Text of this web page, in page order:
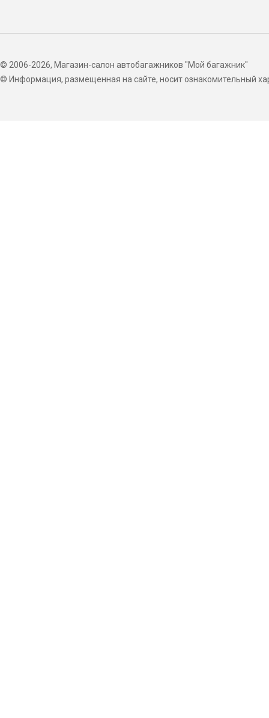
© 2006-2026, Магазин-салон автобагажников "Мой багажник"
© Информация, размещенная на сайте, носит ознакомительный